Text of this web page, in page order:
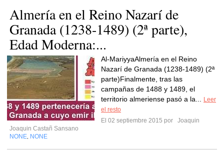
Almería en el Reino Nazarí de
Granada (1238-1489) (2ª parte),
Edad Moderna:...
Al-MariyyaAlmería en el Reino
Nazarí de Granada (1238-1489) (2ª
parte)Finalmente, tras las
campañas de 1488 y 1489, el
territorio almeriense pasó a la...
Leer
el resto
El 02 septiembre 2015 por
Joaquin
Joaquin Castañ Sansano
NONE NONE